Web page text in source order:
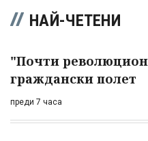
НАЙ-ЧЕТЕНИ
"Почти
граждански полет
преди 7 часа